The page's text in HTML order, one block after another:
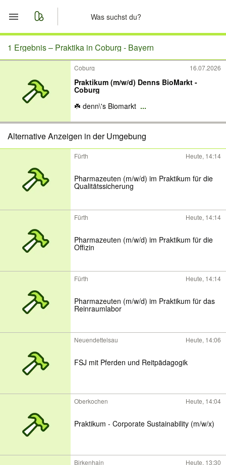
Start
Nachrichten
Anzeige aufgeben
1 Ergebnis – Praktika in Coburg - Bayern
Coburg 16.07.2026
Praktikum (m/w/d) Denns BioMarkt -
Coburg
☘️ denn\'s Biomarkt ...
Alternative Anzeigen in der Umgebung
Fürth Heute, 14:14
Pharmazeuten (m/w/d) im Praktikum für die
Qualitätssicherung
Fürth Heute, 14:14
Pharmazeuten (m/w/d) im Praktikum für die
Offizin
Fürth Heute, 14:14
Pharmazeuten (m/w/d) im Praktikum für das
Reinraumlabor
Neuendettelsau Heute, 14:06
FSJ mit Pferden und Reitpädagogik
Oberkochen Heute, 14:04
Praktikum - Corporate Sustainability (m/w/x)
Birkenhain Heute, 13:30